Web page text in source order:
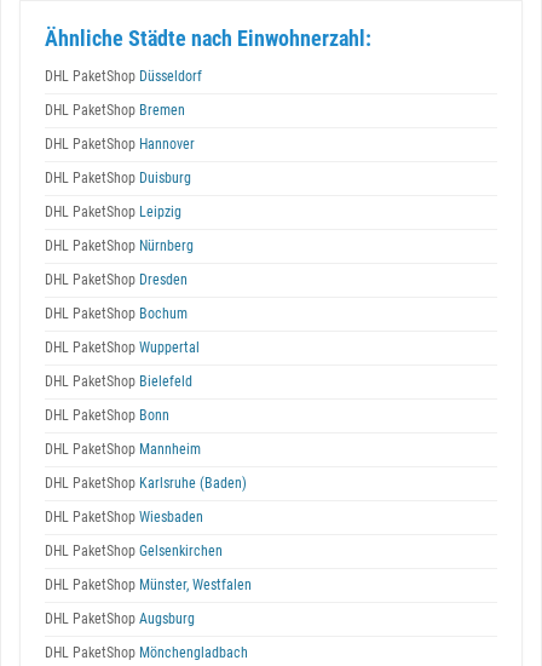
Ähnliche Städte nach Einwohnerzahl:
DHL PaketShop Düsseldorf
DHL PaketShop Bremen
DHL PaketShop Hannover
DHL PaketShop Duisburg
DHL PaketShop Leipzig
DHL PaketShop Nürnberg
DHL PaketShop Dresden
DHL PaketShop Bochum
DHL PaketShop Wuppertal
DHL PaketShop Bielefeld
DHL PaketShop Bonn
DHL PaketShop Mannheim
DHL PaketShop Karlsruhe (Baden)
DHL PaketShop Wiesbaden
DHL PaketShop Gelsenkirchen
DHL PaketShop Münster, Westfalen
DHL PaketShop Augsburg
DHL PaketShop Mönchengladbach